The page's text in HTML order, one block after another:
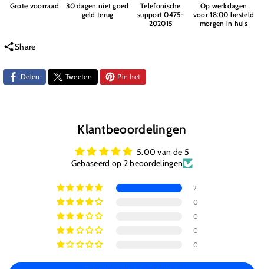
Verlichting
Verlichting
Grote voorraad
30 dagen niet goed
geld terug
Telefonische
support 0475-
202015
Op werkdagen
voor 18:00 besteld
morgen in huis
Share
Delen Tweeten Pin het
Klantbeoordelingen
5.00 van de 5
Gebaseerd op 2 beoordelingen
2
0
0
0
0